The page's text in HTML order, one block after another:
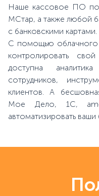
Наше кассовое ПО
МСтар, а также любой
с банковскими картами.
С помощью облачного
контролировать
доступна
сотрудников,
клиентов. А
Мое Дело, 1С,
автоматизировать